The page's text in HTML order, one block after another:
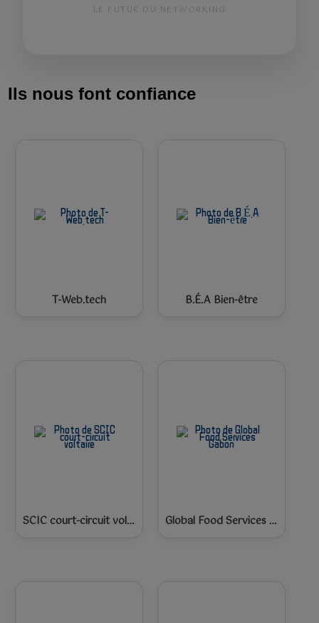
LE FUTUR DU NETWORKING
Ils nous font confiance
T-Web.tech B.É.A Bien-être
SCIC court-circuit voltaire Global Food Services Gabon